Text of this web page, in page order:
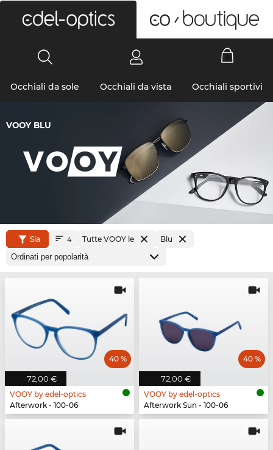
Occhiali da sole Occhiali da vista Occhiali sportivi
VOOY BLU
Sía 4 Tutte VOOY le Blu
72,00 €
40 %
VOOY by edel-optics
Afterwork - 100-06
72,00 €
40 %
VOOY by edel-optics
Afterwork Sun - 100-06